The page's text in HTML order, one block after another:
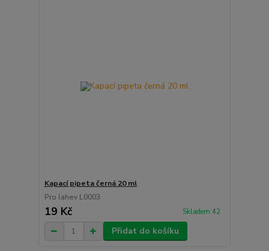
Kapací pipeta černá 20 ml
Pro lahev L0003
19 Kč Skladem 42
Přidat do košíku